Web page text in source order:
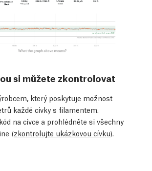
si můžete zkontrolovat
který poskytuje možnost
každé cívky s filamentem.
na cívce a prohlédněte si všechny
(zkontrolujte ukázkovou cívku).